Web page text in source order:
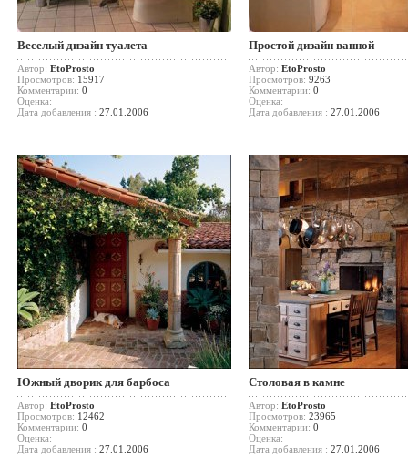
Веселый дизайн туалета
Автор: EtoProsto
Просмотров: 15917
Комментарии: 0
Оценка:
Дата добавления : 27.01.2006
Простой дизайн ванной
Автор: EtoProsto
Просмотров: 9263
Комментарии: 0
Оценка:
Дата добавления : 27.01.2006
Южный дворик для барбоса
Автор: EtoProsto
Просмотров: 12462
Комментарии: 0
Оценка:
Дата добавления : 27.01.2006
Столовая в камне
Автор: EtoProsto
Просмотров: 23965
Комментарии: 0
Оценка:
Дата добавления : 27.01.2006